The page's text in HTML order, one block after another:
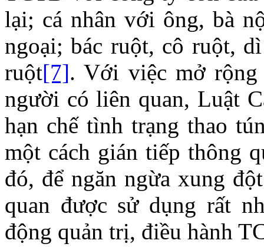
lại; cá nhân với ông, bà
ngoại; bác ruột, cô ruột,
ruột[7]. Với việc mở
người có liên quan, Luật
hạn chế tình trạng thao
một cách gián tiếp thông
đó, để ngăn ngừa xung
quan được sử dụng rất
động quản trị, điều hành